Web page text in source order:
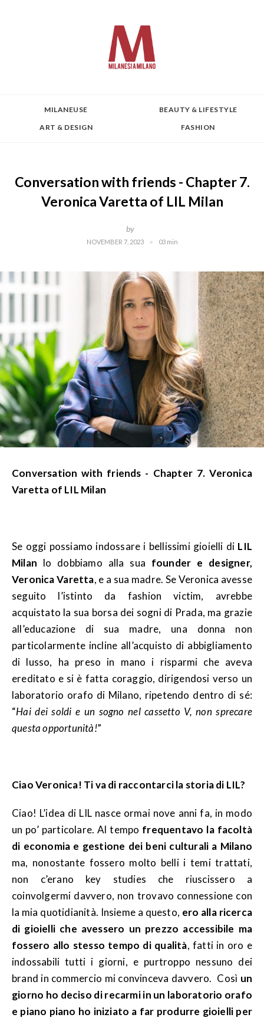
MILANEUSE
BEAUTY & LIFESTYLE
ART & DESIGN
FASHION
Conversation with friends - Chapter 7.
Veronica Varetta of LIL Milan
by
NOVEMBER 7, 2023 03 min
Conversation with friends - Chapter 7. Veronica
Varetta of LIL Milan
Se oggi possiamo indossare i bellissimi gioielli di LIL
Milan lo dobbiamo alla sua founder e designer,
Veronica Varetta, e a sua madre. Se Veronica avesse
seguito l’istinto da fashion victim, avrebbe
acquistato la sua borsa dei sogni di Prada, ma grazie
all’educazione di sua madre, una donna non
particolarmente incline all’acquisto di abbigliamento
di lusso, ha preso in mano i risparmi che aveva
ereditato e si è fatta coraggio, dirigendosi verso un
laboratorio orafo di Milano, ripetendo dentro di sé:
“Hai dei soldi e un sogno nel cassetto V, non sprecare
questa opportunità!”
Ciao Veronica! Ti va di raccontarci la storia di LIL?
Ciao! L’idea di LIL nasce ormai nove anni fa, in modo
un po’ particolare. Al tempo frequentavo la facoltà
di economia e gestione dei beni culturali a Milano
ma, nonostante fossero molto belli i temi trattati,
non c’erano key studies che riuscissero a
coinvolgermi davvero, non trovavo connessione con
la mia quotidianità. Insieme a questo, ero alla ricerca
di gioielli che avessero un prezzo accessibile ma
fossero allo stesso tempo di qualità, fatti in oro e
indossabili tutti i giorni, e purtroppo nessuno dei
brand in commercio mi convinceva davvero. Così un
giorno ho deciso di recarmi in un laboratorio orafo
e piano piano ho iniziato a far produrre gioielli per